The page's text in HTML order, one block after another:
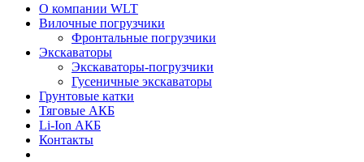
О компании WLT
Вилочные погрузчики
Фронтальные погрузчики
Экскаваторы
Экскаваторы-погрузчики
Гусеничные экскаваторы
Грунтовые катки
Тяговые АКБ
Li-Ion АКБ
Контакты